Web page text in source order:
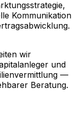
Kommunikation
wir
und
—
Beratung.